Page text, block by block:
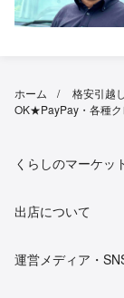
ホーム 格安引越し
OK★PayPay・各種
くらしのマーケッ
出店について
運営メディア・